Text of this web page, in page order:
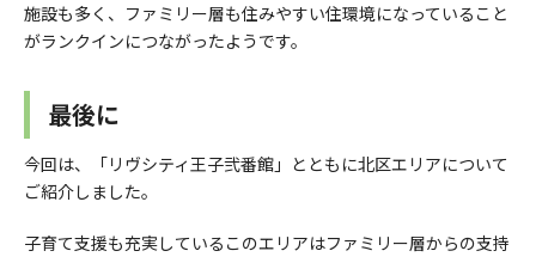
施設も多く、ファミリー層も住みやすい住環境になっていること
がランクインにつながったようです。
最後に
今回は、「リヴシティ王子弐番館」とともに北区エリアについて
ご紹介しました。
子育て支援も充実しているこのエリアはファミリー層からの支持